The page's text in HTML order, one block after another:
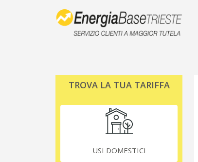
TROVA LA TUA TARIFFA
USI DOMESTICI